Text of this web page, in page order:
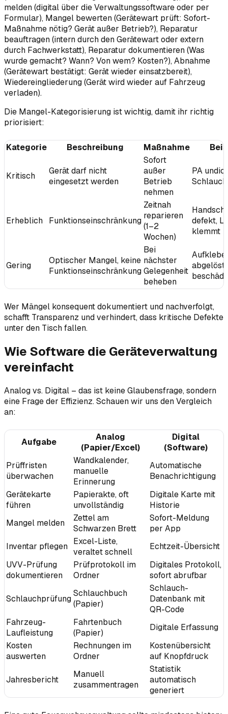
melden (digital über die Verwaltungssoftware oder per
Formular), Mangel bewerten (Gerätewart prüft: Sofort-
Maßnahme nötig? Gerät außer Betrieb?), Reparatur
beauftragen (intern durch den Gerätewart oder extern
durch Fachwerkstatt), Reparatur dokumentieren (Was
wurde gemacht? Wann? Von wem? Kosten?), Abnahme
(Gerätewart bestätigt: Gerät wieder einsatzbereit),
Wiedereingliederung (Gerät wird wieder auf Fahrzeug
verladen).
Die Mangel-Kategorisierung ist wichtig, damit ihr richtig
priorisiert:
Kategorie Beschreibung Maßnahme
Kritisch
Gerät darf nicht
eingesetzt werden
Sofort
außer
Betrieb
nehmen
PA
Erheblich Funktionseinschränkung
Zeitnah
reparieren
(1–2
Wochen)
defekt,
klemmt
Gering
Optischer Mangel, keine
Funktionseinschränkung
Bei
nächster
Gelegenheit
beheben
Wer Mängel konsequent dokumentiert und nachverfolgt,
schafft Transparenz und verhindert, dass kritische Defekte
unter den Tisch fallen.
Wie Software die Geräteverwaltung
vereinfacht
Analog vs. Digital – das ist keine Glaubensfrage, sondern
eine Frage der Effizienz. Schauen wir uns den Vergleich
an:
Aufgabe
Analog
(Papier/Excel)
Digital
(Software)
Prüffristen
überwachen
Wandkalender,
manuelle
Erinnerung
Automatische
Benachrichtigung
Gerätekarte
führen
Papierakte, oft
unvollständig
Digitale Karte mit
Historie
Mangel melden
Zettel am
Schwarzen Brett
Sofort-Meldung
per App
Inventar pflegen Excel-Liste,
veraltet schnell
Echtzeit-Übersicht
UVV-Prüfung
dokumentieren
Prüfprotokoll im
Ordner
Digitales Protokoll,
sofort abrufbar
Schlauchprüfung
Schlauchbuch
(Papier)
Schlauch-
Datenbank mit
QR-Code
Fahrzeug-
Laufleistung
Fahrtenbuch
(Papier)
Digitale Erfassung
Kosten
auswerten
Rechnungen im
Ordner
Kostenübersicht
auf Knopfdruck
Jahresbericht
Manuell
zusammentragen
Statistik
automatisch
generiert